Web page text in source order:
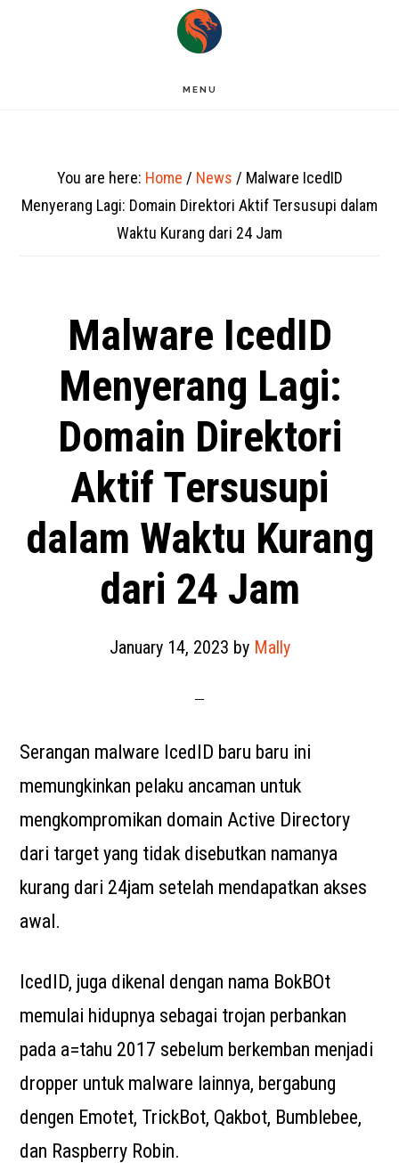
MENU
You are here: Home / News / Malware IcedID
Menyerang Lagi: Domain Direktori Aktif Tersusupi dalam
Waktu Kurang dari 24 Jam
Malware IcedID
Menyerang Lagi:
Domain Direktori
Aktif Tersusupi
dalam Waktu Kurang
dari 24 Jam
January 14, 2023 by Mally
Serangan malware IcedID baru baru ini
memungkinkan pelaku ancaman untuk
mengkompromikan domain Active Directory
dari target yang tidak disebutkan namanya
kurang dari 24jam setelah mendapatkan akses
awal.
IcedID, juga dikenal dengan nama BokBOt
memulai hidupnya sebagai trojan perbankan
pada a=tahu 2017 sebelum berkemban menjadi
dropper untuk malware lainnya, bergabung
dengen Emotet, TrickBot, Qakbot, Bumblebee,
dan Raspberry Robin.